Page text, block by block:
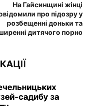
На Гайсинщині жінці
про підозру у
розбещенні доньки та
дитячого порно
садибу за